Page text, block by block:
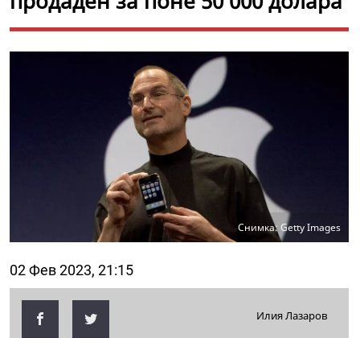
Снимка: Getty Images
02 Фев 2023, 21:15
Илия Лазаров